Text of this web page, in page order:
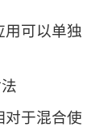
可以单独
于混合使